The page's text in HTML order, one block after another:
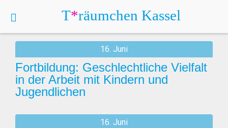
Archives
16. Juni
Fortbildung: Geschlechtliche Vielfalt
in der Arbeit mit Kindern und
Jugendlichen
16. Juni
T*räumchen Kassel